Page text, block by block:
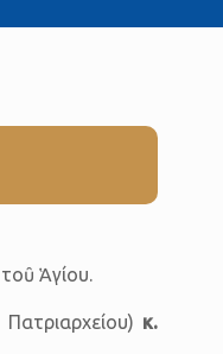
Ἁγίου.
Πατριαρχείου) κ.